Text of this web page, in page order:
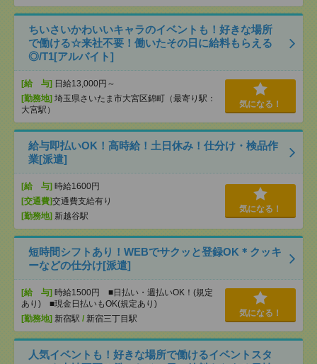
ちいさいかわいいキャラのイベントも！好きな場所
で働ける☆来社不要！働いたその日に給料もらえる
◎/T1[アルバイト]
[給 与] 日給13,000円～
[勤務地] 埼玉県さいたま市大宮区錦町（最寄り駅：
大宮駅）
気になる！
給与即払いOK！高時給！土日休み！仕分け・検品作
業[派遣]
[給 与] 時給1600円
[交通費]交通費支給有り
[勤務地] 新越谷駅
気になる！
短時間シフトあり！WEBでサクッと登録OK＊クッキ
ーなどの仕分け[派遣]
[給 与] 時給1500円 ■日払い・週払いOK！(規定
あり) ■現金日払いもOK(規定あり)
[勤務地] 新宿駅 / 新宿三丁目駅
気になる！
人気イベントも！好きな場所で働けるイベントスタ